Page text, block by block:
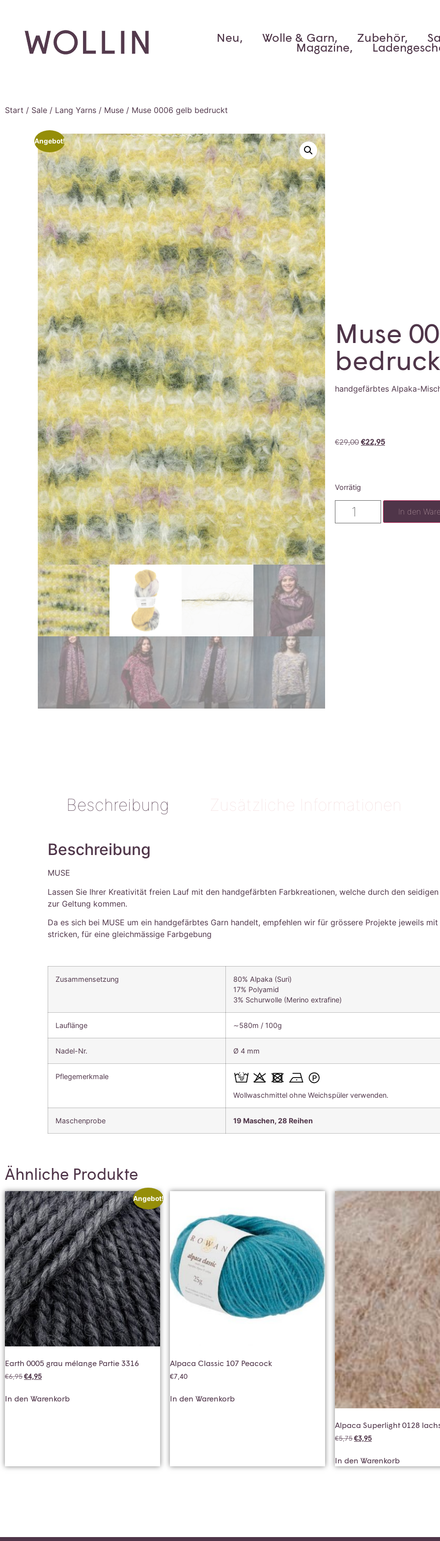
Neu, Wolle & Garn, Zubehör,
Magazine,
Start / Sale / Lang Yarns / Muse / Muse 0006 gelb bedruckt
Angebot!
Muse
handgefärbtes Alpaka-
€29,00 €22,95
Vorrätig
In den
Beschreibung Zusätzliche Informationen
Beschreibung
MUSE
Lassen Sie Ihrer Kreativität freien Lauf mit den handgefärbten Farbkreationen, welche durch den
zur Geltung kommen.
Da es sich bei MUSE um ein handgefärbtes Garn handelt, empfehlen wir für grössere Projekte jeweils
stricken, für eine gleichmässige Farbgebung
Zusammensetzung
80% Alpaka (Suri)
17% Polyamid
3% Schurwolle (Merino extrafine)
Lauflänge ∼580m / 100g
Nadel-Nr. Ø 4 mm
Pflegemerkmale
Wollwaschmittel ohne Weichspüler verwenden.
Maschenprobe 19 Maschen, 28 Reihen
Ähnliche Produkte
Angebot!
Earth 0005 grau mélange Partie 3316
€6,95€4,95
In den Warenkorb
Alpaca Classic 107 Peacock
€7,40
In den Warenkorb
Alpaca Superlight 0128
€5,75€3,95
In den Warenkorb